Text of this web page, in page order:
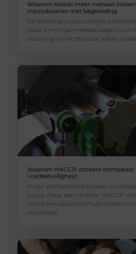
Waarom steeds meer mensen
microdoseren met begeleiding
De interesse in persoonlijke
Waar sommige mensen kiezen voor
coaching of mindfulness, kijken
Waarom HACCP-stickers onmisbaar
voedselveiligheid
In een professionele keuken is
keuze, maar een vereiste. HACCP-
hierbij een essentieel hulpmiddel om
inzichtelijk